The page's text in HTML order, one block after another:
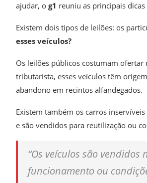
ajudar, o g1 reuniu as principais
Existem dois tipos de leilões: os
esses veículos?
Os leilões públicos costumam
tributarista, esses veículos têm
abandono em recintos alfandegados.
Existem também os carros
e são vendidos para reutilização ou
“Os veículos são
funcionamento ou